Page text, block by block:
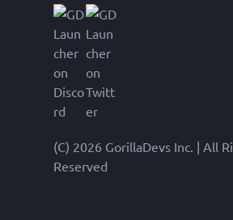
(C) 2026 GorillaDevs Inc. | All
Reserved